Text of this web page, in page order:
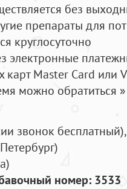
без
препараты для
круглосуточно
электронные
карт Master Card или
можно обратиться
звонок бесплатный),
номер: 3533